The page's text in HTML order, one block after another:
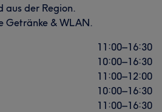
aus der Region.
Getränke & WLAN.
11:00–16:30
10:00–16:30
11:00–12:00
10:00–16:30
11:00–16:30